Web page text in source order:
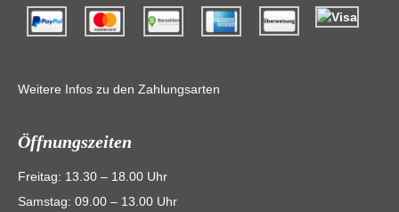
Weitere Infos zu den Zahlungsarten
Öffnungszeiten
Freitag: 13.30 – 18.00 Uhr
Samstag: 09.00 – 13.00 Uhr